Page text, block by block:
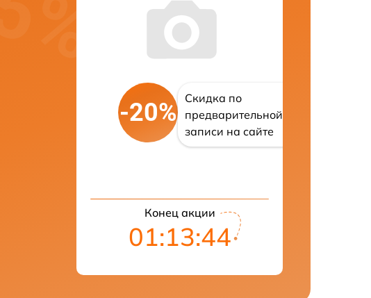
-20%
Скидка по
предварительной
записи на сайте
Конец акции
01:13:43